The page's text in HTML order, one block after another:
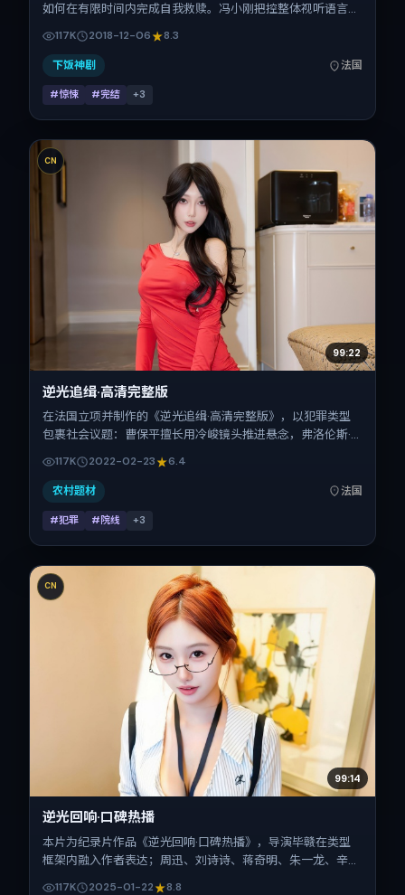
如何在有限时间内完成自我救赎。冯小刚把控整体视听语言，
2018-12-06 起陆续登陆院线与网络平台，贺岁档前后公映，
片长122分钟。
117K 2018-12-06 8.3
下饭神剧 法国
#惊悚 #完结 +3
CN
99:22
逆光追缉·高清完整版
在法国立项并制作的《逆光追缉·高清完整版》，以犯罪类型
包裹社会议题：曹保平擅长用冷峻镜头推进悬念，弗洛伦斯·
看点之一。上映时间：2022-02-23；片长114分钟；适合关
注现实质感与类型片结构的观众。
117K 2022-02-23 6.4
农村题材 法国
#犯罪 #院线 +3
CN
99:14
逆光回响·口碑热播
本片为纪录片作品《逆光回响·口碑热播》，导演毕赣在类型
框架内融入作者表达；周迅、刘诗诗、蒋奇明、朱一龙、辛芷
117K 2025-01-22 8.8